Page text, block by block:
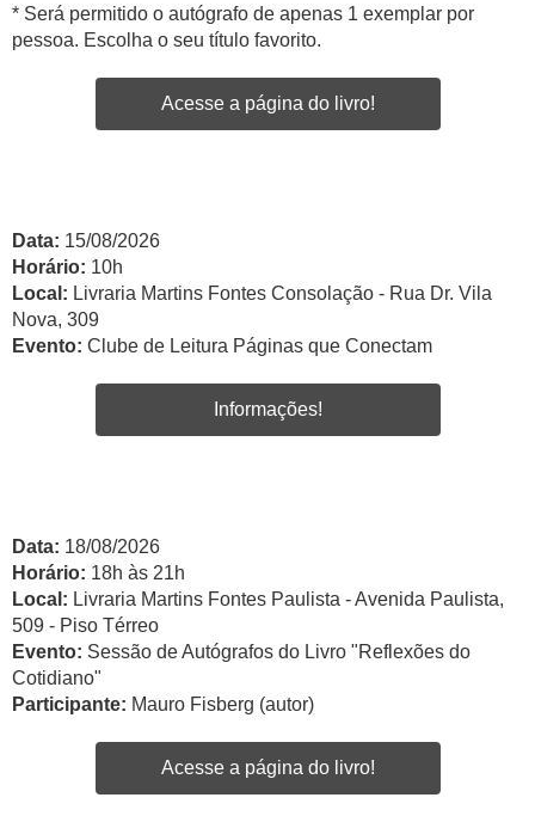
* Será permitido o autógrafo de apenas 1 exemplar por
pessoa. Escolha o seu título favorito.
Acesse a página do livro!
Data: 15/08/2026
Horário: 10h
Local: Livraria Martins Fontes Consolação - Rua Dr. Vila
Nova, 309
Evento: Clube de Leitura Páginas que Conectam
Informações!
Data: 18/08/2026
Horário: 18h às 21h
Local: Livraria Martins Fontes Paulista - Avenida Paulista,
509 - Piso Térreo
Evento: Sessão de Autógrafos do Livro "Reflexões do
Cotidiano"
Participante: Mauro Fisberg (autor)
Acesse a página do livro!